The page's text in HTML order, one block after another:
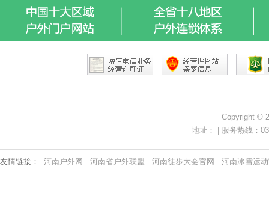
Copyright ©
地址： | 服务热线：
友情链接： 河南户外网 河南省户外联盟 河南徒步大会官网 河南冰雪运